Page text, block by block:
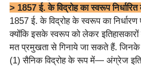
> 1857 ई. के विद्रोह का स्वरूप निर्धारित
1857 ई. के विद्रोह के स्वरूप का निर्धारण
क्योंकि इसके स्वरूप को लेकर
मत प्रमुखता से गिनाये जा सकते हैं. जिनके
(1) सैनिक विद्रोह के रूप में— अंग्रेज